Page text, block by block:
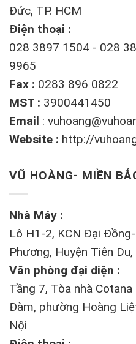
Đức, TP. HCM
Điện thoại :
028 3897 1504 - 028
9965
Fax : 0283 896 0822
MST : 3900441450
Email :
Website : http://
VŨ HOÀNG- MIỀN
Nhà Máy :
Lô H1-2, KCN Đại
Phương, Huyện Tiên
Văn phòng đại diện :
Tầng 7, Tòa nhà
Đàm, phường Hoàng
Nội